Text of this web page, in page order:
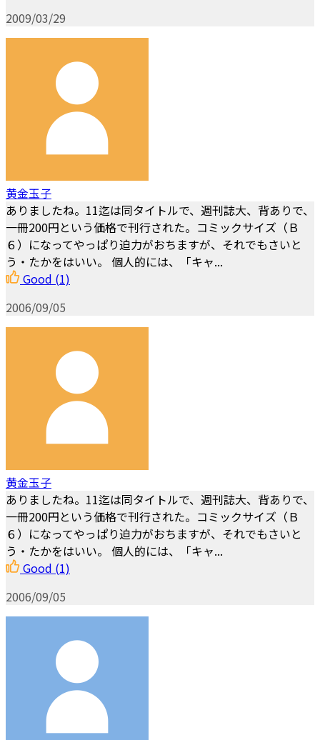
2009/03/29
黄金玉子
ありましたね。11迄は同タイトルで、週刊誌大、背ありで、
一冊200円という価格で刊行された。コミックサイズ（Ｂ
６）になってやっぱり迫力がおちますが、それでもさいと
う・たかをはいい。 個人的には、「キャ...
Good (1)
2006/09/05
黄金玉子
ありましたね。11迄は同タイトルで、週刊誌大、背ありで、
一冊200円という価格で刊行された。コミックサイズ（Ｂ
６）になってやっぱり迫力がおちますが、それでもさいと
う・たかをはいい。 個人的には、「キャ...
Good (1)
2006/09/05